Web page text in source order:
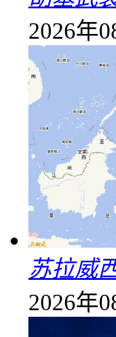
2026年
苏拉威
2026年